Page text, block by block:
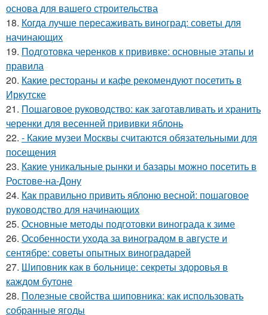
основа для вашего строительства
18. Когда лучше пересаживать виноград: советы для
начинающих
19. Подготовка черенков к прививке: основные этапы и
правила
20. Какие рестораны и кафе рекомендуют посетить в
Иркутске
21. Пошаговое руководство: как заготавливать и хранить
черенки для весенней прививки яблонь
22. - Какие музеи Москвы считаются обязательными для
посещения
23. Какие уникальные рынки и базары можно посетить в
Ростове-на-Дону
24. Как правильно привить яблоню весной: пошаговое
руководство для начинающих
25. Основные методы подготовки винограда к зиме
26. Особенности ухода за виноградом в августе и
сентябре: советы опытных виноградарей
27. Шиповник как в больнице: секреты здоровья в
каждом бутоне
28. Полезные свойства шиповника: как использовать
собранные ягоды